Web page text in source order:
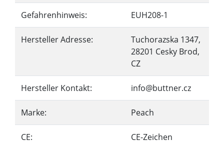
Gefahrenhinweis: EUH208-1
Hersteller Adresse:
Tuchorazska 1347,
28201 Cesky Brod,
CZ
Hersteller Kontakt: info@buttner.cz
Marke: Peach
CE: CE-Zeichen